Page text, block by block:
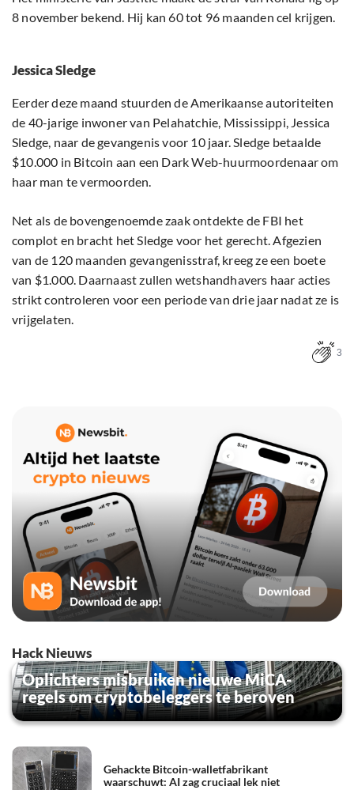
8 november bekend. Hij kan 60 tot 96 maanden cel krijgen.
Jessica Sledge
Eerder deze maand stuurden de Amerikaanse autoriteiten
de 40-jarige inwoner van Pelahatchie, Mississippi, Jessica
Sledge, naar de gevangenis voor 10 jaar. Sledge betaalde
$10.000 in Bitcoin aan een Dark Web-huurmoordenaar om
haar man te vermoorden.
Net als de bovengenoemde zaak ontdekte de FBI het
complot en bracht het Sledge voor het gerecht. Afgezien
van de 120 maanden gevangenisstraf, kreeg ze een boete
van $1.000. Daarnaast zullen wetshandhavers haar acties
strikt controleren voor een periode van drie jaar nadat ze is
vrijgelaten.
3
Hack Nieuws
Oplichters misbruiken nieuwe MiCA-
regels om cryptobeleggers te beroven
Gehackte Bitcoin-walletfabrikant
waarschuwt: AI zag cruciaal lek niet